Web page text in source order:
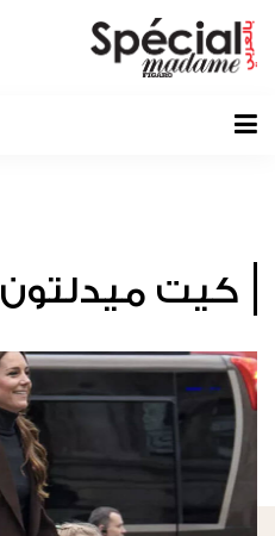
كيت ميدلتون